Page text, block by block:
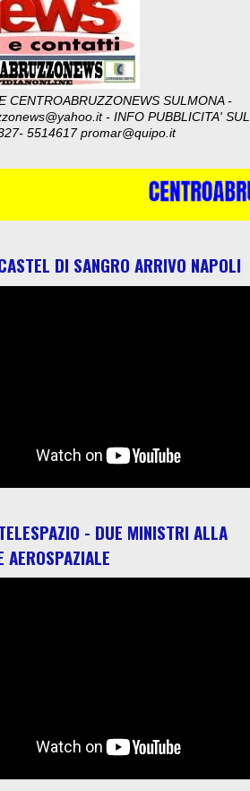
CENTROABRUZZONEWS SULMONA -
- INFO PUBBLICITA' SUL
5514617 promar@quipo.it
DI SANGRO ARRIVO NAPOLI
- DUE MINISTRI ALLA
AEROSPAZIALE